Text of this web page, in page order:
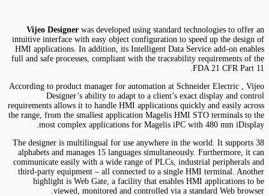
Vijeo Designer was developed using standard technologies to offer an
intuitive interface with easy object configuration to speed up the design of
HMI applications. In addition, its Intelligent Data Service add-on enables
full and safe processes, compliant with the traceability requirements of the
FDA 21 CFR Part 11.
According to product manager for automation at Schneider Electric , Vijeo
Designer’s ability to adapt to a client’s exact display and control
requirements allows it to handle HMI applications quickly and easily across
the range, from the smallest application Magelis HMI STO terminals to the
most complex applications for Magelis iPC with 480 mm iDisplay.
The designer is multilingual for use anywhere in the world. It supports 38
alphabets and manages 15 languages simultaneously. Furthermore, it can
communicate easily with a wide range of PLCs, industrial peripherals and
third-party equipment – all connected to a single HMI terminal. Another
highlight is Web Gate, a facility that enables HMI applications to be
viewed, monitored and controlled via a standard Web browser.